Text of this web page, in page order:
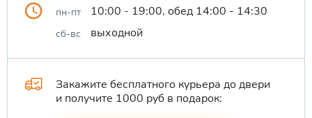
пн-пт 10:00 - 19:00, обед 14:00 - 14:30
сб-вс выходной
Закажите бесплатного курьера до двери
и получите 1000 руб в подарок: